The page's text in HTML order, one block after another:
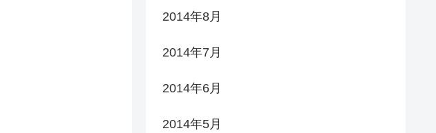
2014年8月
2014年7月
2014年6月
2014年5月